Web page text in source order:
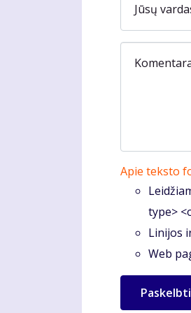
Jūsų
Apie teksto
type>
Linijos
Web